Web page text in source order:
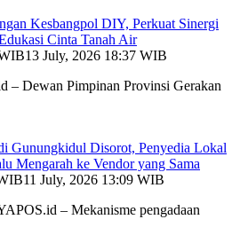
Kesbangpol DIY, Perkuat Sinergi
Cinta Tanah Air
13 July, 2026 18:37 WIB
– Dewan Pimpinan Provinsi Gerakan
Gunungkidul Disorot, Penyedia Lokal
Mengarah ke Vendor yang Sama
11 July, 2026 13:09 WIB
– Mekanisme pengadaan